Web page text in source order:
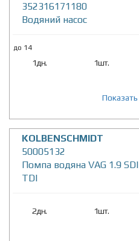
352316171180
Водяний насос
до 14
1дн. 1шт.
KOLBENSCHMIDT
50005132
Помпа водяна VAG 1.9 SDI
TDI
2дн. 1шт.